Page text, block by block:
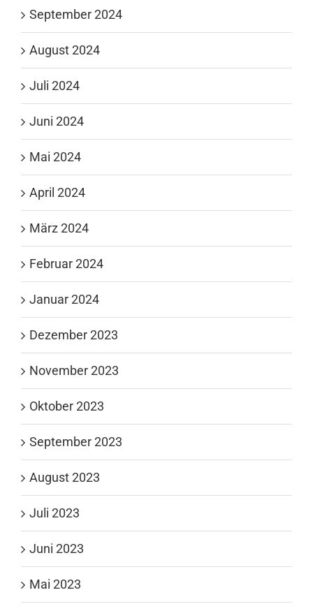
September 2024
August 2024
Juli 2024
Juni 2024
Mai 2024
April 2024
März 2024
Februar 2024
Januar 2024
Dezember 2023
November 2023
Oktober 2023
September 2023
August 2023
Juli 2023
Juni 2023
Mai 2023